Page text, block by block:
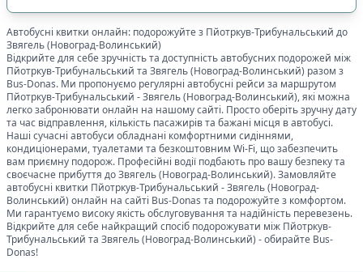
Автобусні квитки онлайн: подорожуйте з Пйотркув-Трибунальський до
Звягель (Новоград-Волинський)
Відкрийте для себе зручність та доступність автобусних подорожей між
Пйотркув-Трибунальський та Звягель (Новоград-Волинський) разом з
Bus-Donas. Ми пропонуємо регулярні автобусні рейси за маршрутом
Пйотркув-Трибунальський -Звягель (Новоград-Волинський), які можна
легко забронювати онлайн на нашому сайті. Просто оберіть зручну дату
та час відправлення, кількість пасажирів та бажані місця в автобусі.
Наші сучасні автобуси обладнані комфортними сидіннями,
кондиціонерами, туалетами та безкоштовним Wi-Fi, що забезпечить
вам приємну подорож. Професійні водії подбають про вашу безпеку та
своєчасне прибуття доЗвягель (Новоград-Волинський). Замовляйте
автобусні квитки Пйотркув-Трибунальський -Звягель (Новоград-
Волинський) онлайн на сайті Bus-Donas та подорожуйте з комфортом.
Ми гарантуємо високу якість обслуговування та надійність перевезень.
Відкрийте для себе найкращий спосіб подорожувати між Пйотркув-
Трибунальський та Звягель (Новоград-Волинський) - обирайте Bus-
Donas!